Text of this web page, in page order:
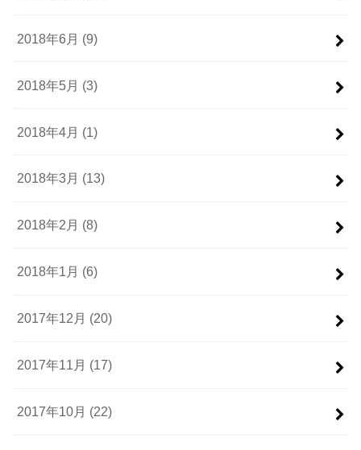
2018年6月 (9)
2018年5月 (3)
2018年4月 (1)
2018年3月 (13)
2018年2月 (8)
2018年1月 (6)
2017年12月 (20)
2017年11月 (17)
2017年10月 (22)